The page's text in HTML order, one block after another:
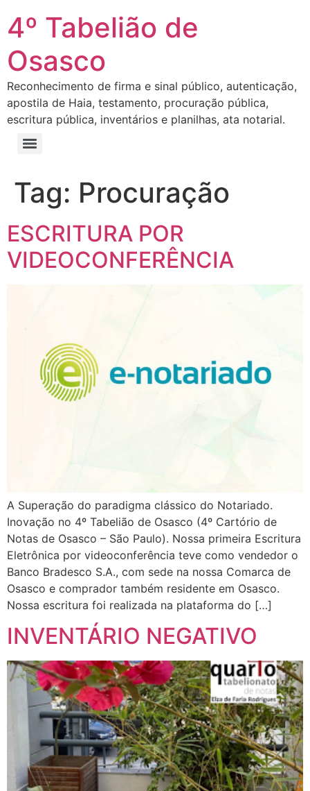
4º Tabelião de
Osasco
Reconhecimento de firma e sinal público, autenticação,
apostila de Haia, testamento, procuração pública,
escritura pública, inventários e planilhas, ata notarial.
Tag: Procuração
ESCRITURA POR
VIDEOCONFERÊNCIA
A Superação do paradigma clássico do Notariado.
Inovação no 4º Tabelião de Osasco (4º Cartório de
Notas de Osasco – São Paulo). Nossa primeira Escritura
Eletrônica por videoconferência teve como vendedor o
Banco Bradesco S.A., com sede na nossa Comarca de
Osasco e comprador também residente em Osasco.
Nossa escritura foi realizada na plataforma do […]
INVENTÁRIO NEGATIVO